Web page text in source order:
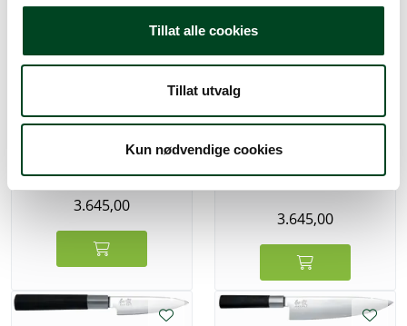
Tillat alle cookies
Tillat utvalg
Kun nødvendige cookies
1.977,50
kokkekniv 25cm
3.645,00
Kai Shun DM0717 Santoku
3.645,00